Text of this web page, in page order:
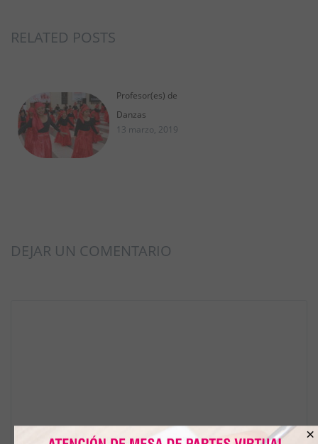
RELATED POSTS
Profesor(es) de
Danzas
13 marzo, 2019
DEJAR UN COMENTARIO
×